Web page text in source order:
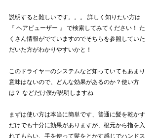
説明すると難しいです。。。 詳しく知りたい方は
『 ヘアビューザー 』 で検索してみてください！ た
くさん情報がでていますのでそちらを参照していた
だいた方がわかりやすいかと！
このドライヤーのシステムなど知っていてもあまり
意味はないので、どんな効果があるのか？使い方
は？ などだけ僕が説明しますね
まずは使い方は本当に簡単です、普通に髪を乾かす
だけでも十分に効果がありますが、根元から指を入
れてもらい、手を使って髪をとかす感じでハンドス